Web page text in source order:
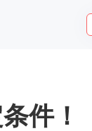
件！